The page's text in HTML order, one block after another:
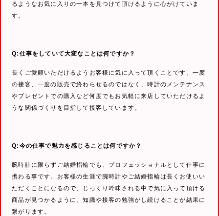
るようなお気に入りの一本を見つけて頂けるように心がけていま
す。
Q:仕事をしていて大変なことは何ですか？
長くご愛顧いただけるようお客様に気に入って頂くことです。一度
の接客、一度の販売で終わらせるのではなく、時計のメンテナンス
やプレゼントでの購入など何度でもお気軽に来店していただけるよ
うな関係づくりを目指して接客しています。
Q:今の仕事で魅力を感じることは何ですか？
腕時計に限らずご結婚指輪でも、プロフェッショナルとして仕事に
携わる事です。お客様の生涯で腕時計やご結婚指輪は長くお使いい
ただくことになるので、じっくり吟味される中で気に入って頂ける
商品が見つかるように、知識や接客の勉強がし続けることが結果に
繋がります。